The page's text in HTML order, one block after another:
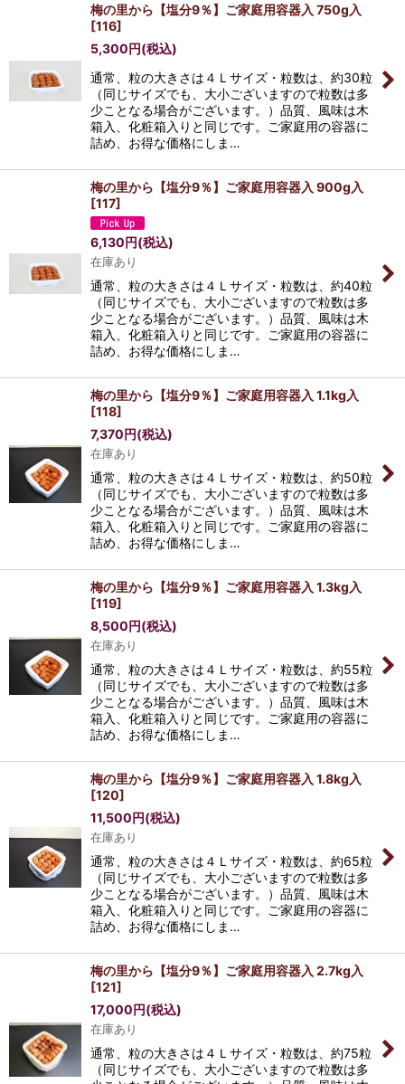
梅の里から【塩分9％】ご家庭用容器入 750g入
[116]
5,300円(税込)
通常、粒の大きさは４Ｌサイズ・粒数は、約30粒
（同じサイズでも、大小ございますので粒数は多
少ことなる場合がございます。）品質、風味は木
箱入、化粧箱入りと同じです。ご家庭用の容器に
詰め、お得な価格にしま…
梅の里から【塩分9％】ご家庭用容器入 900g入
[117]
6,130円(税込)
在庫あり
通常、粒の大きさは４Ｌサイズ・粒数は、約40粒
（同じサイズでも、大小ございますので粒数は多
少ことなる場合がございます。）品質、風味は木
箱入、化粧箱入りと同じです。ご家庭用の容器に
詰め、お得な価格にしま…
梅の里から【塩分9％】ご家庭用容器入 1.1kg入
[118]
7,370円(税込)
在庫あり
通常、粒の大きさは４Ｌサイズ・粒数は、約50粒
（同じサイズでも、大小ございますので粒数は多
少ことなる場合がございます。）品質、風味は木
箱入、化粧箱入りと同じです。ご家庭用の容器に
詰め、お得な価格にしま…
梅の里から【塩分9％】ご家庭用容器入 1.3kg入
[119]
8,500円(税込)
在庫あり
通常、粒の大きさは４Ｌサイズ・粒数は、約55粒
（同じサイズでも、大小ございますので粒数は多
少ことなる場合がございます。）品質、風味は木
箱入、化粧箱入りと同じです。ご家庭用の容器に
詰め、お得な価格にしま…
梅の里から【塩分9％】ご家庭用容器入 1.8kg入
[120]
11,500円(税込)
在庫あり
通常、粒の大きさは４Ｌサイズ・粒数は、約65粒
（同じサイズでも、大小ございますので粒数は多
少ことなる場合がございます。）品質、風味は木
箱入、化粧箱入りと同じです。ご家庭用の容器に
詰め、お得な価格にしま…
梅の里から【塩分9％】ご家庭用容器入 2.7kg入
[121]
17,000円(税込)
在庫あり
通常、粒の大きさは４Ｌサイズ・粒数は、約75粒
（同じサイズでも、大小ございますので粒数は多